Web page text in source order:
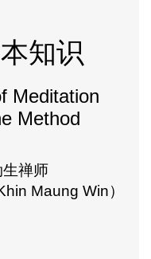
知识
Meditation
Method
禅师
Maung Win）